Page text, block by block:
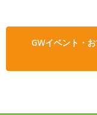
GWイベント・